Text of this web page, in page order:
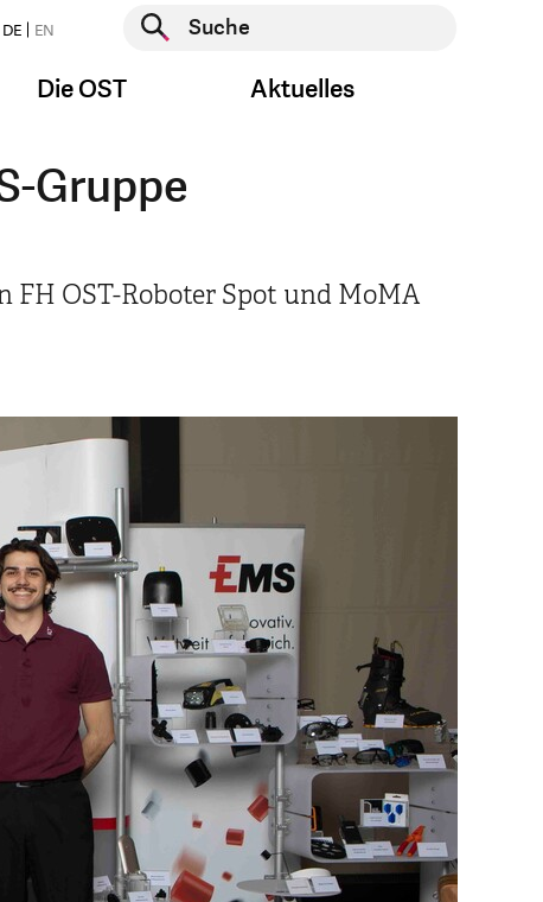
DE EN
Suche starten
Die OST Aktuelles
Gruppe
FH OST-Roboter Spot und MoMA